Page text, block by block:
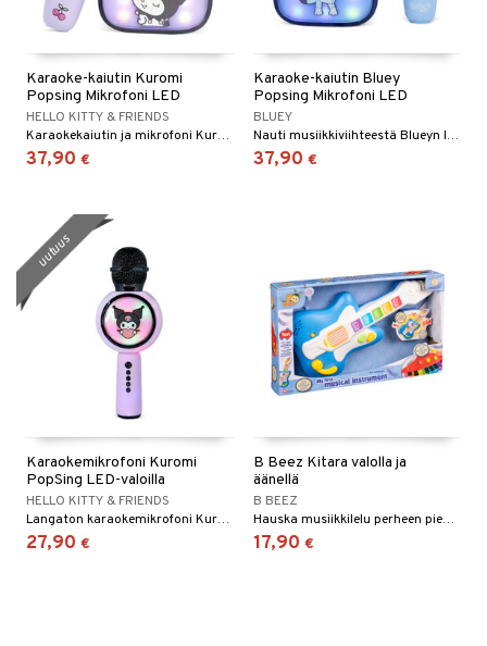
Karaoke-kaiutin Kuromi
Popsing Mikrofoni LED
HELLO KITTY & FRIENDS
Karaokekaiutin ja mikrofoni Kuromilta, joissa on LED-valot hauskoihin juhliin.
37,90 €
Karaoke-kaiutin Bluey
Popsing Mikrofoni LED
BLUEY
Nauti musiikkiviihteestä Blueyn langattomalla karaoke-setillä.
37,90 €
Karaokemikrofoni Kuromi
PopSing LED-valoilla
HELLO KITTY & FRIENDS
Langaton karaokemikrofoni Kuromilta, jossa on hauskoja ja toiminnallisia ominaisuuksia.
27,90 €
uutuus
B Beez Kitara valolla ja
äänellä
B BEEZ
Hauska musiikkilelu perheen pienimmille.
17,90 €